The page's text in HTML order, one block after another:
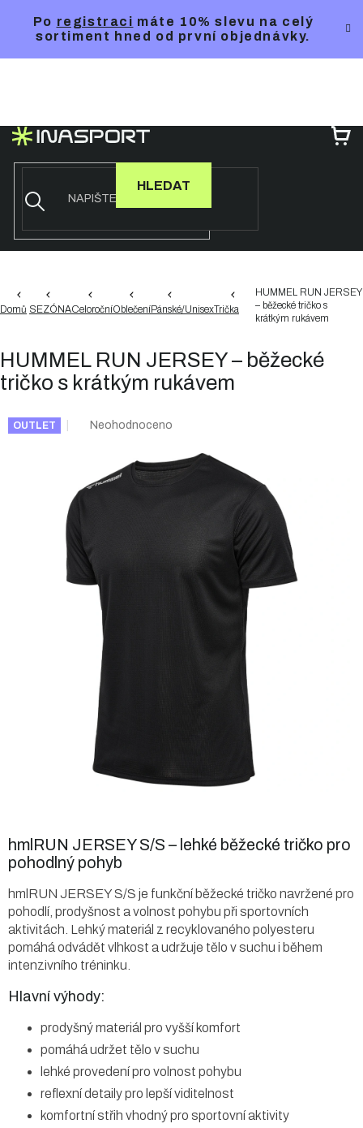
Po registraci máte 10% slevu na celý
sortiment hned od první objednávky.
HLEDAT
Domů SEZÓNACeloročníOblečeníPánské/UnisexTrička
HUMMEL RUN JERSEY
– běžecké tričko s
krátkým rukávem
HUMMEL RUN JERSEY – běžecké
tričko s krátkým rukávem
OUTLET
Průměrné
0,0
Neohodnoceno
hmlRUN JERSEY S/S – lehké běžecké tričko pro
pohodlný pohyb
hmlRUN JERSEY S/S je funkční běžecké tričko navržené pro
pohodlí, prodyšnost a volnost pohybu při sportovních
aktivitách. Lehký materiál z recyklovaného polyesteru
pomáhá odvádět vlhkost a udržuje tělo v suchu i během
intenzivního tréninku.
Hlavní výhody:
prodyšný materiál pro vyšší komfort
pomáhá udržet tělo v suchu
lehké provedení pro volnost pohybu
reflexní detaily pro lepší viditelnost
komfortní střih vhodný pro sportovní aktivity